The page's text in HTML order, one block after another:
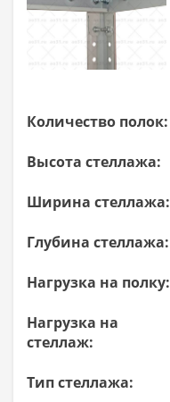
Количество полок:
Высота стеллажа:
Ширина стеллажа:
Глубина стеллажа:
Нагрузка на полку:
Нагрузка на
стеллаж:
Тип стеллажа: